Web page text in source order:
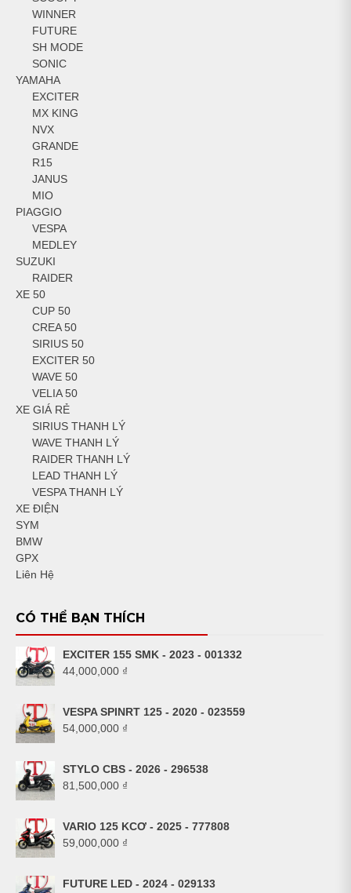
WINNER
FUTURE
SH MODE
SONIC
YAMAHA
EXCITER
MX KING
NVX
GRANDE
R15
JANUS
MIO
PIAGGIO
VESPA
MEDLEY
SUZUKI
RAIDER
XE 50
CUP 50
CREA 50
SIRIUS 50
EXCITER 50
WAVE 50
VELIA 50
XE GIÁ RẺ
SIRIUS THANH LÝ
WAVE THANH LÝ
RAIDER THANH LÝ
LEAD THANH LÝ
VESPA THANH LÝ
XE ĐIỆN
SYM
BMW
GPX
Liên Hệ
CÓ THỂ BẠN THÍCH
EXCITER 155 SMK - 2023 - 001332
44,000,000 ₫
VESPA SPINRT 125 - 2020 - 023559
54,000,000 ₫
STYLO CBS - 2026 - 296538
81,500,000 ₫
VARIO 125 KCƠ - 2025 - 777808
59,000,000 ₫
FUTURE LED - 2024 - 029133